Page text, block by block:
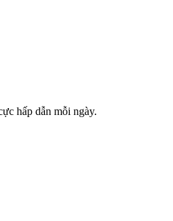
hấp dẫn mỗi ngày.